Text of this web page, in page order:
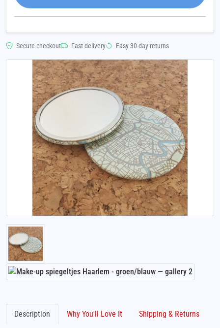
Secure checkout Fast delivery Easy 30-day returns
Description Why You'll Love It Shipping & Returns